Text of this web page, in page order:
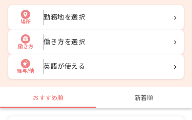
場所
勤務地を選択
働き方
働き方を選択
給与/他
英語が使える
おすすめ順 新着順